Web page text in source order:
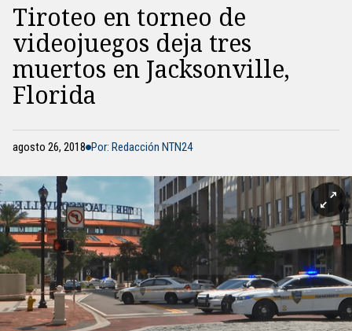
Tiroteo en torneo de
videojuegos deja tres
muertos en Jacksonville,
Florida
agosto 26, 2018 Por: Redacción NTN24